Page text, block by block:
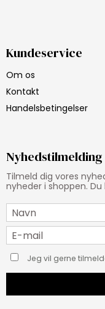
Kundeservice
Om os
Kontakt
Handelsbetingelser
Nyhedstilmelding
Tilmeld dig vores
nyheder i shoppen.
Jeg vil gerne